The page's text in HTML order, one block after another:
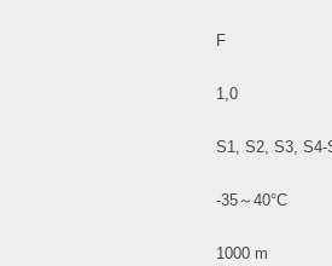
F
1,0
S1, S2, S3, S4-
-35～40°C
1000 m